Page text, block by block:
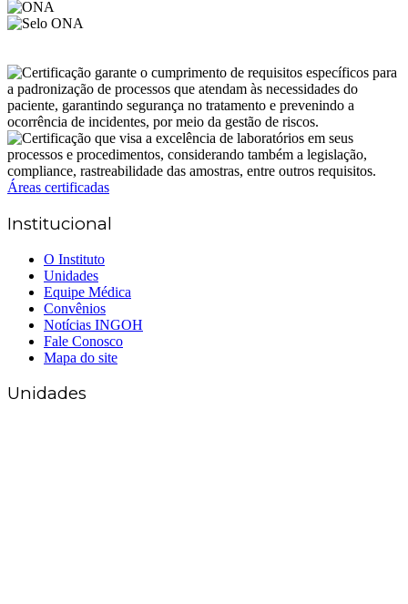
Áreas certificadas
Institucional
O Instituto
Unidades
Equipe Médica
Convênios
Notícias INGOH
Fale Conosco
Mapa do site
Unidades